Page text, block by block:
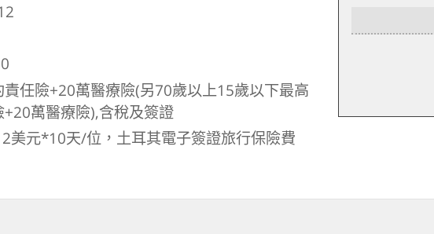
任險+20萬醫療險(另70歲以上15歲以下最高
萬醫療險),含稅及簽證
美元*10天/位，土耳其電子簽證旅行保險費